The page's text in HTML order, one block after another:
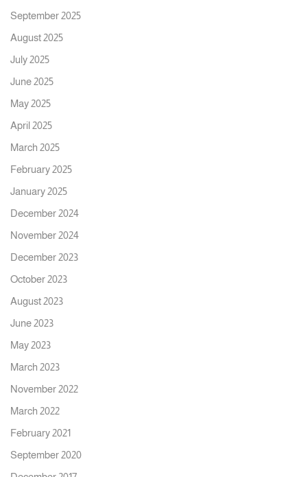
September 2025
August 2025
July 2025
June 2025
May 2025
April 2025
March 2025
February 2025
January 2025
December 2024
November 2024
December 2023
October 2023
August 2023
June 2023
May 2023
March 2023
November 2022
March 2022
February 2021
September 2020